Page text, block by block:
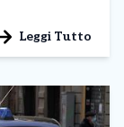
Leggi Tutto